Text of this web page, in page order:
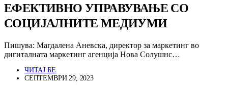
ЕФЕКТИВНО УПРАВУВАЊЕ СО
СОЦИЈАЛНИТЕ МЕДИУМИ
Пишува: Магдалена Аневска, директор за маркетинг во
дигиталната маркетинг агенција Нова Солушнс…
ЧИТАЈ БЕ
СЕПТЕМВРИ 29, 2023